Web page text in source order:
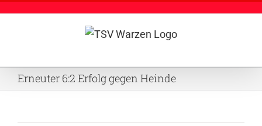
Erneuter 6:2 Erfolg gegen Heinde